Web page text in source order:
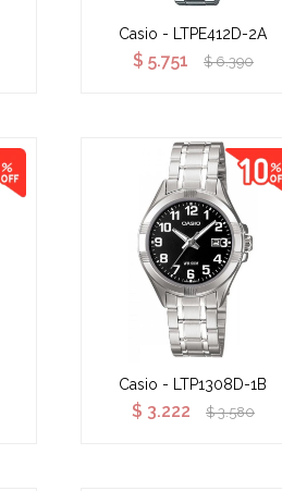
Casio - LTPE412D-2A
$ 5.751 $ 6.390
Casio - LTP1308D-1B
$ 3.222 $ 3.580